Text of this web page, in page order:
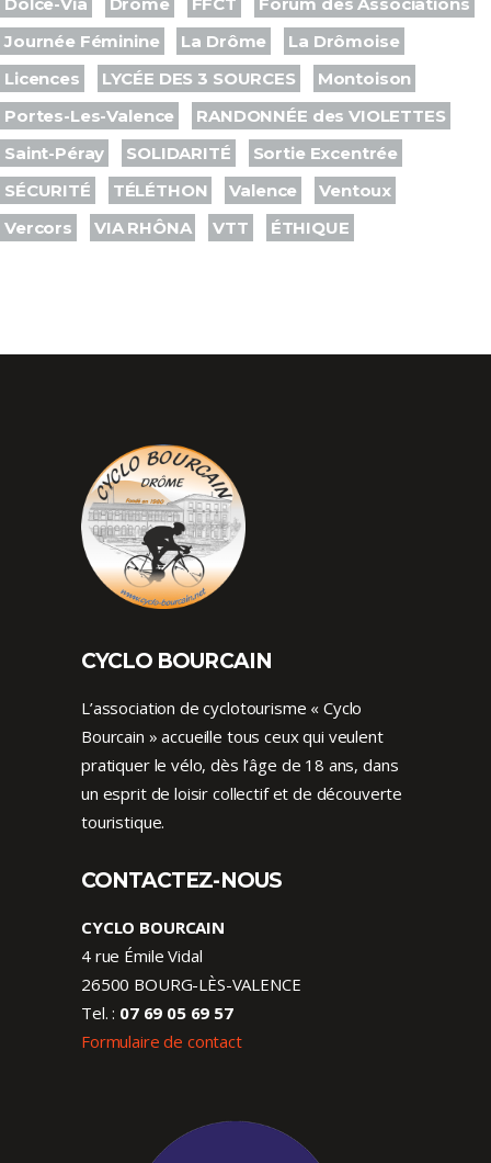
Journée Féminine
La Drôme
La Drômoise
Licences
LYCÉE DES 3 SOURCES
Montoison
Portes-Les-Valence
RANDONNÉE des VIOLETTES
Saint-Péray
SOLIDARITÉ
Sortie Excentrée
SÉCURITÉ
TÉLÉTHON Valence
Ventoux
Vercors
VIA RHÔNA VTT ÉTHIQUE
CYCLO BOURCAIN
L’association de cyclotourisme « Cyclo
Bourcain » accueille tous ceux qui veulent
pratiquer le vélo, dès l’âge de 18 ans, dans
un esprit de loisir collectif et de découverte
touristique.
CONTACTEZ-NOUS
CYCLO BOURCAIN
4 rue Émile Vidal
26500 BOURG-LÈS-VALENCE
Tel. : 07 69 05 69 57
Formulaire de contact